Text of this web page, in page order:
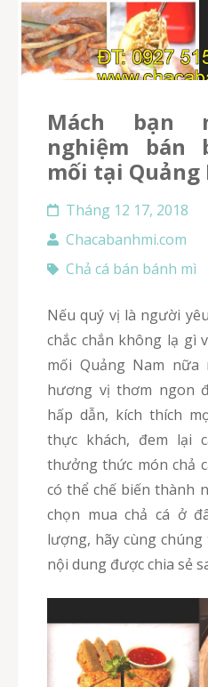
Mách bạn những kinh
nghiệm bán
mối tại Quảng
Tháng 12 17, 2018
Chacabanhmi.com
Chả cá bán bánh mì
Nếu quý vị là người yêu thích món cá chả thì
chắc chắn không lạ gì
mối Quảng Nam
hương vị thơm ngon
hấp dẫn, kích thích
thực khách, đem lại
thưởng thức món chả
có thể chế biến thành
chọn mua chả cá ở
lượng, hãy cùng
nội dung được chia sẻ